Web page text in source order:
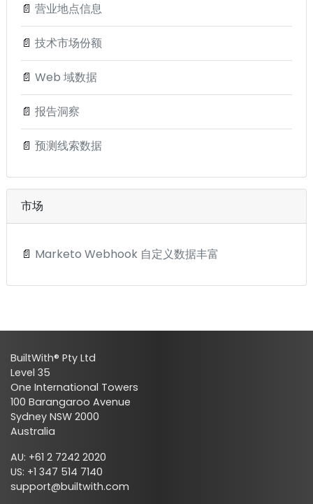
📄 营业地点信息
📄 技术市场份额
📄 Web 域数据
📄 报告洞察
📄 预测线索数据
市场
📄 Marketo Webhook 自定义数据丰富
BuiltWith® Pty Ltd
Level 35
One International Towers
100 Barangaroo Avenue
Sydney NSW 2000
Australia
AU: +61 2 7242 2020
US: +1 347 514 7140
support@builtwith.com